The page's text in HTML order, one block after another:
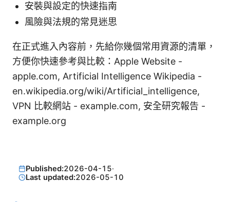
安裝與設定的快速指南
風險與法規的常見迷思
在正式進入內容前，先給你幾個常用資源的清單，
方便你快速參考與比較：Apple Website -
apple.com, Artificial Intelligence Wikipedia -
en.wikipedia.org/wiki/Artificial_intelligence,
VPN 比較網站 - example.com, 安全研究報告 -
example.org
Published:2026-04-15·
Last updated:2026-05-10